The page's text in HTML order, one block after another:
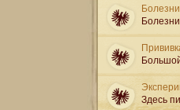
Здесь